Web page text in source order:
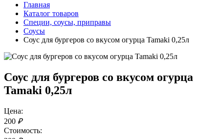
Главная
Каталог товаров
Специи, соусы, приправы
Соусы
Соус для бургеров со вкусом огурца Tamaki 0,25л
Соус для бургеров со вкусом огурца
Tamaki 0,25л
Цена:
200 ₽
Стоимость: